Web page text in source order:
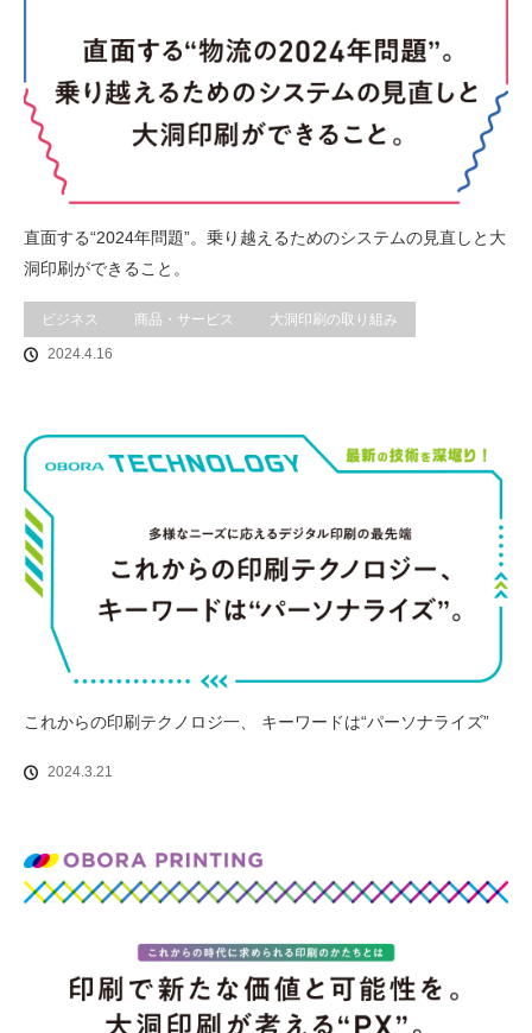
直面する“2024年問題”。乗り越えるためのシステムの見直しと大
洞印刷ができること。
ビジネス 商品・サービス 大洞印刷の取り組み
2024.4.16
これからの印刷テクノロジ一、 キーワードは“パーソナライズ”
2024.3.21